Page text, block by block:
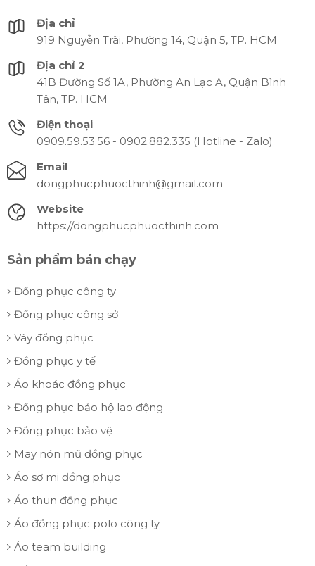
Địa chỉ
919 Nguyễn Trãi, Phường 14, Quận 5, TP. HCM
Địa chỉ 2
41B Đường Số 1A, Phường An Lạc A, Quận Bình
Tân, TP. HCM
Điện thoại
0909.59.53.56 - 0902.882.335 (Hotline - Zalo)
Email
dongphucphuocthinh@gmail.com
Website
https://dongphucphuocthinh.com
Sản phẩm bán chạy
Đồng phục công ty
Đồng phục công sở
Váy đồng phục
Đồng phục y tế
Áo khoác đồng phục
Đồng phục bảo hộ lao động
Đồng phục bảo vệ
May nón mũ đồng phục
Áo sơ mi đồng phục
Áo thun đồng phục
Áo đồng phục polo công ty
Áo team building